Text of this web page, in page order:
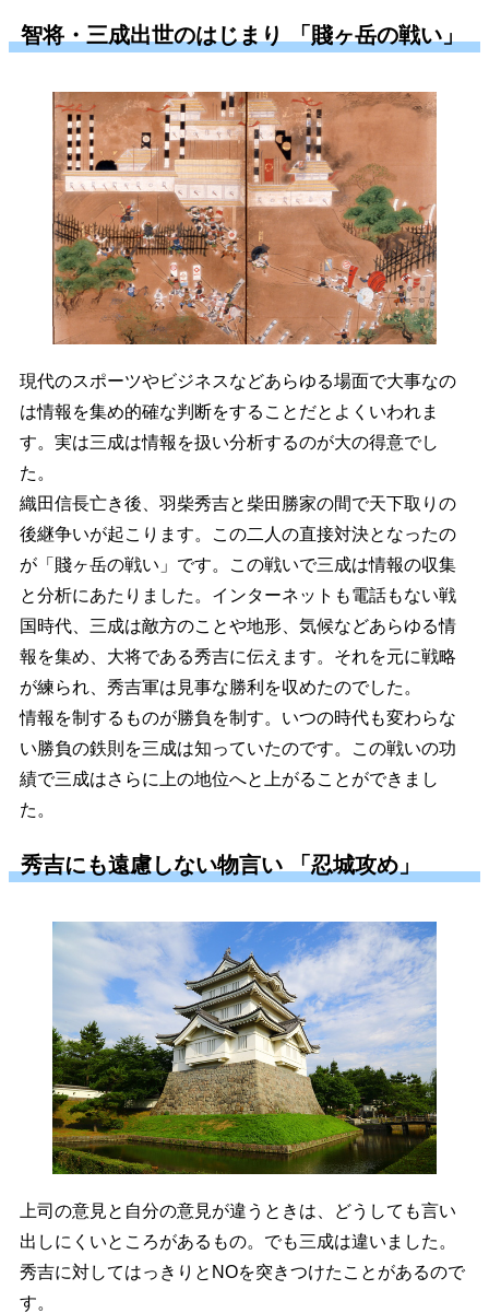
智将・三成出世のはじまり 「賤ヶ岳の戦い」
現代のスポーツやビジネスなどあらゆる場面で大事なの
は情報を集め的確な判断をすることだとよくいわれま
す。実は三成は情報を扱い分析するのが大の得意でし
た。
織田信長亡き後、羽柴秀吉と柴田勝家の間で天下取りの
後継争いが起こります。この二人の直接対決となったの
が「賤ヶ岳の戦い」です。この戦いで三成は情報の収集
と分析にあたりました。インターネットも電話もない戦
国時代、三成は敵方のことや地形、気候などあらゆる情
報を集め、大将である秀吉に伝えます。それを元に戦略
が練られ、秀吉軍は見事な勝利を収めたのでした。
情報を制するものが勝負を制す。いつの時代も変わらな
い勝負の鉄則を三成は知っていたのです。この戦いの功
績で三成はさらに上の地位へと上がることができまし
た。
秀吉にも遠慮しない物言い 「忍城攻め」
上司の意見と自分の意見が違うときは、どうしても言い
出しにくいところがあるもの。でも三成は違いました。
秀吉に対してはっきりとNOを突きつけたことがあるので
す。